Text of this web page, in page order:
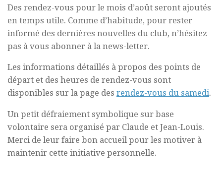
Des rendez-vous pour le mois d’août seront ajoutés
en temps utile. Comme d’habitude, pour rester
informé des dernières nouvelles du club, n’hésitez
pas à vous abonner à la news-letter.
Les informations détaillés à propos des points de
départ et des heures de rendez-vous sont
disponibles sur la page des rendez-vous du samedi.
Un petit défraiement symbolique sur base
volontaire sera organisé par Claude et Jean-Louis.
Merci de leur faire bon accueil pour les motiver à
maintenir cette initiative personnelle.